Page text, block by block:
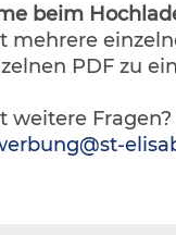
beim
mehrere
PDF zu
weitere